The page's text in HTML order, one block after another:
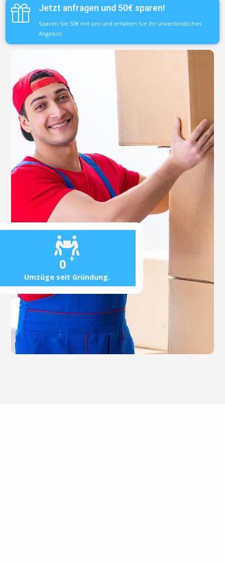
0 +
Umzüge seit Gründung.
Jetzt anfragen und 50€ sparen!
Sparen Sie 50€ mit uns und erhalten Sie Ihr unverbindliches
Angebot.